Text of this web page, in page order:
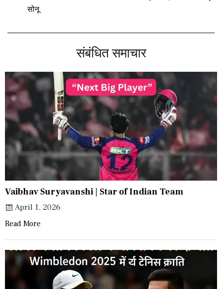
सोनू
संबंधित समाचार
Vaibhav Suryavanshi | Star of Indian Team
April 1, 2026
Read More